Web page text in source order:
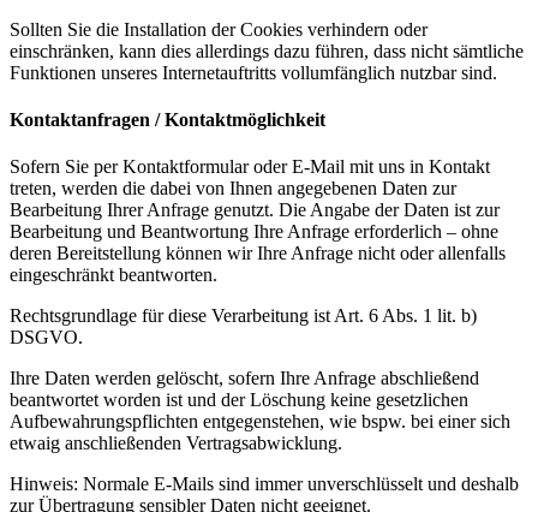
Sollten Sie die Installation der Cookies verhindern oder
einschränken, kann dies allerdings dazu führen, dass nicht sämtliche
Funktionen unseres Internetauftritts vollumfänglich nutzbar sind.
Kontaktanfragen / Kontaktmöglichkeit
Sofern Sie per Kontaktformular oder E-Mail mit uns in Kontakt
treten, werden die dabei von Ihnen angegebenen Daten zur
Bearbeitung Ihrer Anfrage genutzt. Die Angabe der Daten ist zur
Bearbeitung und Beantwortung Ihre Anfrage erforderlich – ohne
deren Bereitstellung können wir Ihre Anfrage nicht oder allenfalls
eingeschränkt beantworten.
Rechtsgrundlage für diese Verarbeitung ist Art. 6 Abs. 1 lit. b)
DSGVO.
Ihre Daten werden gelöscht, sofern Ihre Anfrage abschließend
beantwortet worden ist und der Löschung keine gesetzlichen
Aufbewahrungspflichten entgegenstehen, wie bspw. bei einer sich
etwaig anschließenden Vertragsabwicklung.
Hinweis: Normale E-Mails sind immer unverschlüsselt und deshalb
zur Übertragung sensibler Daten nicht geeignet.